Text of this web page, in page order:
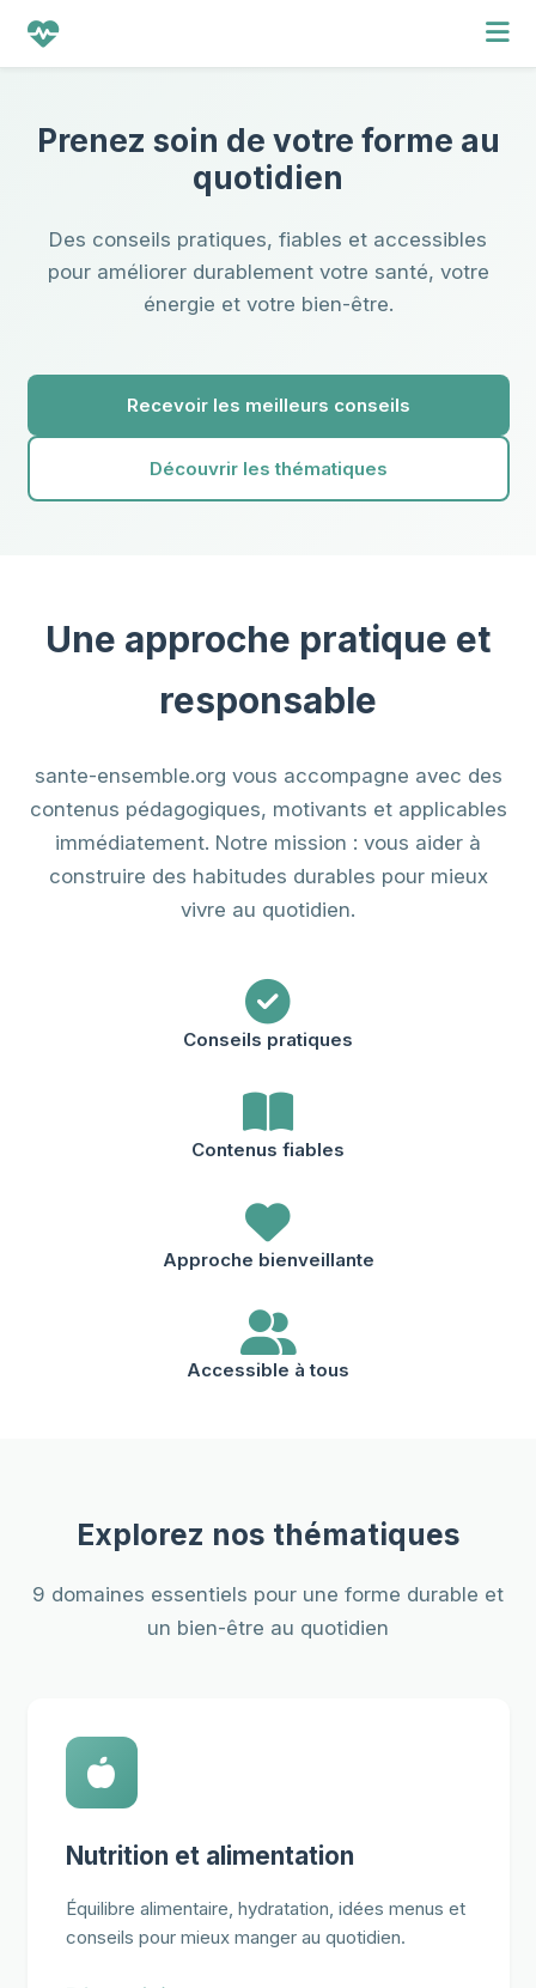
Prenez soin de votre forme au
quotidien
Des conseils pratiques, fiables et accessibles
pour améliorer durablement votre santé, votre
énergie et votre bien-être.
Recevoir les meilleurs conseils
Découvrir les thématiques
Une approche pratique et
responsable
sante-ensemble.org vous accompagne avec des
contenus pédagogiques, motivants et applicables
immédiatement. Notre mission : vous aider à
construire des habitudes durables pour mieux
vivre au quotidien.
Conseils pratiques
Contenus fiables
Approche bienveillante
Accessible à tous
Explorez nos thématiques
9 domaines essentiels pour une forme durable et
un bien-être au quotidien
Nutrition et alimentation
Équilibre alimentaire, hydratation, idées menus et
conseils pour mieux manger au quotidien.